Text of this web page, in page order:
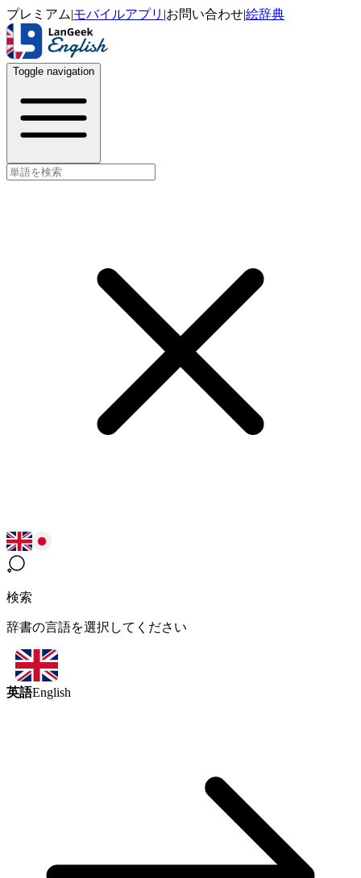
プレミアム|モバイルアプリ |お問い合わせ|絵辞典
Toggle navigation
検索
辞書の言語を選択してください
英語English